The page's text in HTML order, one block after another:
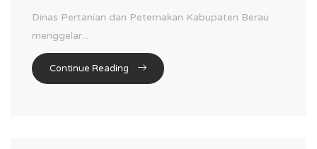
Dinas Pertanian dan Peternakan Kabupaten Berau
menggelar...
Continue Reading